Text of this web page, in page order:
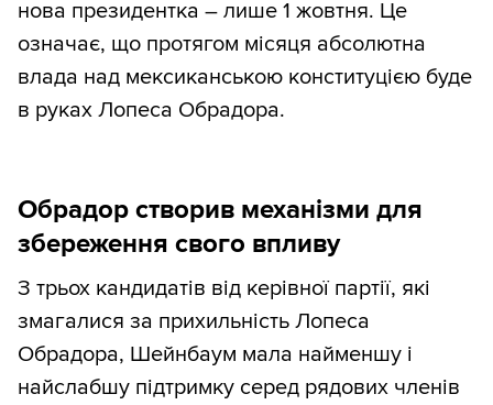
нова президентка – лише 1 жовтня. Це
означає, що протягом місяця абсолютна
влада над мексиканською конституцією буде
в руках Лопеса Обрадора.
Обрадор створив механізми для
збереження свого впливу
З трьох кандидатів від керівної партії, які
змагалися за прихильність Лопеса
Обрадора, Шейнбаум мала найменшу і
найслабшу підтримку серед рядових членів